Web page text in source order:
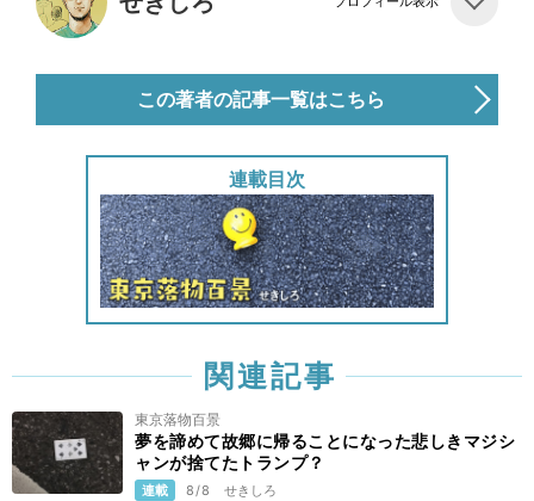
この著者の記事一覧はこちら
連載目次
関連記事
東京落物百景
夢を諦めて故郷に帰ることになった悲しきマジシ
ャンが捨てたトランプ？
連載 8/8 せきしろ